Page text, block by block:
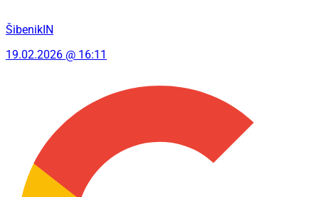
ŠibenikIN
19.02.2026 @ 16:11